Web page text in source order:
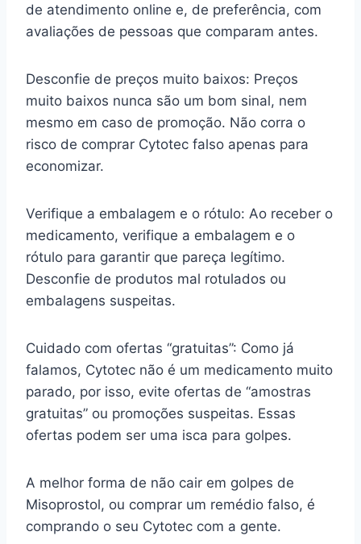
de atendimento online e, de preferência, com
avaliações de pessoas que comparam antes.
Desconfie de preços muito baixos: Preços
muito baixos nunca são um bom sinal, nem
mesmo em caso de promoção. Não corra o
risco de comprar Cytotec falso apenas para
economizar.
Verifique a embalagem e o rótulo: Ao receber o
medicamento, verifique a embalagem e o
rótulo para garantir que pareça legítimo.
Desconfie de produtos mal rotulados ou
embalagens suspeitas.
Cuidado com ofertas “gratuitas”: Como já
falamos, Cytotec não é um medicamento muito
parado, por isso, evite ofertas de “amostras
gratuitas” ou promoções suspeitas. Essas
ofertas podem ser uma isca para golpes.
A melhor forma de não cair em golpes de
Misoprostol, ou comprar um remédio falso, é
comprando o seu Cytotec com a gente.